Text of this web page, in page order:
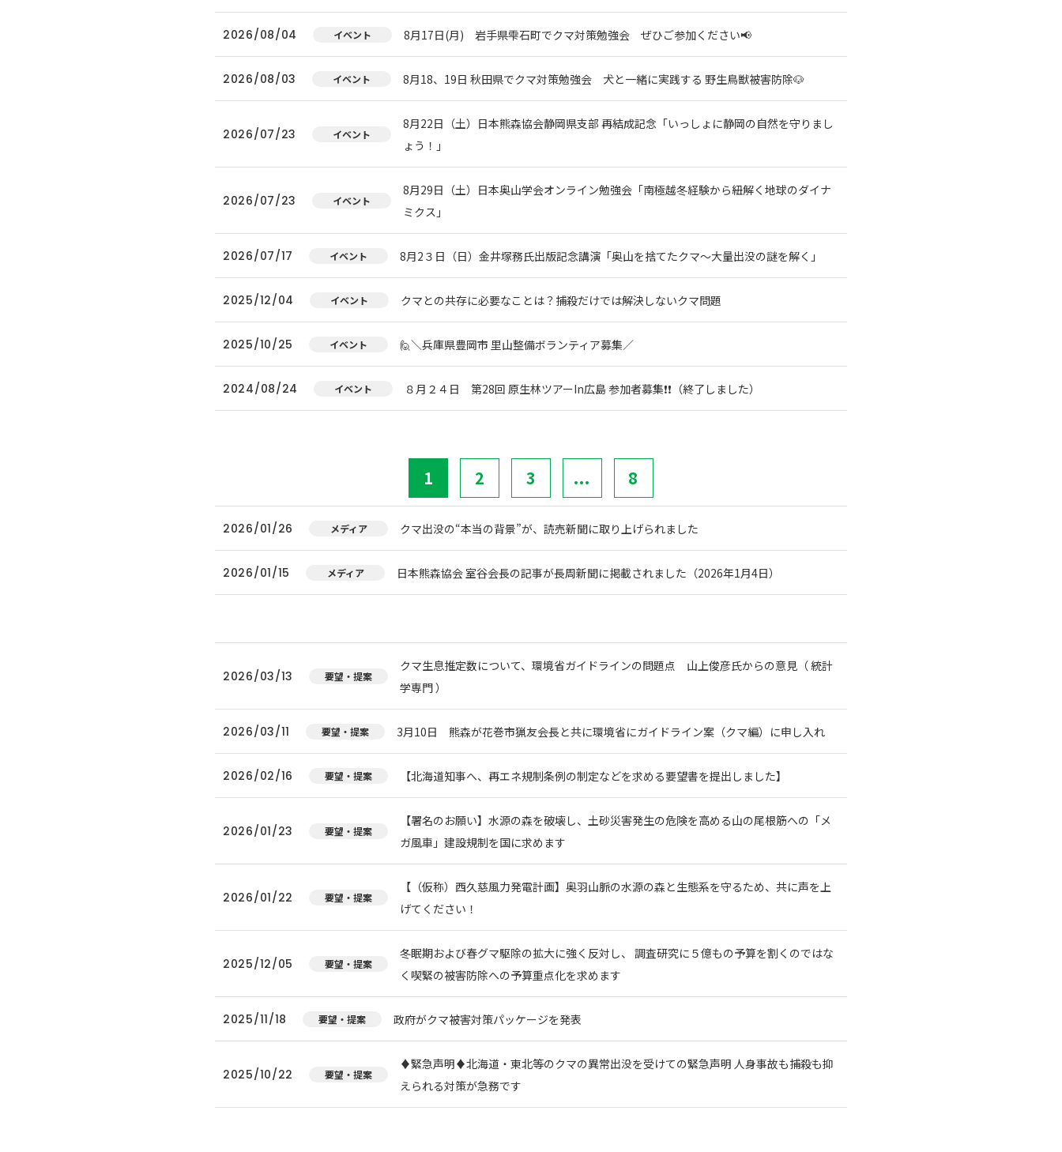
2026/08/04 イベント 8月17日(月) 岩手県雫石町でクマ対策勉強会 ぜひご参加ください📢
2026/08/03 イベント 8月18、19日 秋田県でクマ対策勉強会 犬と一緒に実践する 野生鳥獣被害防除🐶
2026/07/23 イベント
8月22日（土）日本熊森協会静岡県支部 再結成記念「いっしょに静岡の自然を守りまし
ょう！」
2026/07/23 イベント
8月29日（土）日本奥山学会オンライン勉強会「南極越冬経験から紐解く地球のダイナ
ミクス」
2026/07/17 イベント 8月2３日（日）金井塚務氏出版記念講演「奥山を捨てたクマ～大量出没の謎を解く」
2025/12/04 イベント クマとの共存に必要なことは？捕殺だけでは解決しないクマ問題
2025/10/25 イベント 🙋＼兵庫県豊岡市 里山整備ボランティア募集／
2024/08/24 イベント ８月２４日 第28回 原生林ツアーIn広島 参加者募集❗❗（終了しました）
1 2 3 ... 8
2026/01/26 メディア クマ出没の“本当の背景”が、読売新聞に取り上げられました
2026/01/15 メディア 日本熊森協会 室谷会長の記事が長周新聞に掲載されました（2026年1月4日）
2026/03/13 要望・提案
クマ生息推定数について、環境省ガイドラインの問題点 山上俊彦氏からの意見（ 統計
学専門 ）
2026/03/11 要望・提案 3月10日 熊森が花巻市猟友会長と共に環境省にガイドライン案（クマ編）に申し入れ
2026/02/16 要望・提案 【北海道知事へ、再エネ規制条例の制定などを求める要望書を提出しました】
2026/01/23 要望・提案
【署名のお願い】水源の森を破壊し、土砂災害発生の危険を高める山の尾根筋への「メ
ガ風車」建設規制を国に求めます
2026/01/22 要望・提案
【（仮称）西久慈風力発電計画】奥羽山脈の水源の森と生態系を守るため、共に声を上
げてください！
2025/12/05 要望・提案
冬眠期および春グマ駆除の拡大に強く反対し、 調査研究に５億もの予算を割くのではな
く喫緊の被害防除への予算重点化を求めます
2025/11/18 要望・提案 政府がクマ被害対策パッケージを発表
2025/10/22 要望・提案
♦️緊急声明♦️北海道・東北等のクマの異常出没を受けての緊急声明 人身事故も捕殺も抑
えられる対策が急務です